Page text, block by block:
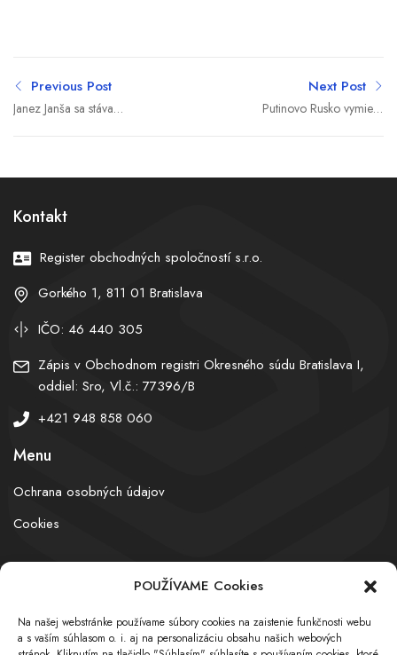
POUŽÍVAME Cookies
Na našej webstránke používame súbory cookies na zaistenie funkčnosti webu
a s vaším súhlasom o. i. aj na personalizáciu obsahu našich webových
Previous Post
Janez Janša sa stáva
Next Post
Putinovo Rusko vymiera
Kontakt
Register obchodných spoločností s.r.o.
Gorkého 1, 811 01 Bratislava
IČO: 46 440 305
Zápis v Obchodnom registri Okresného súdu Bratislava I,
oddiel: Sro, Vl.č.: 77396/B
+421 948 858 060
Menu
Ochrana osobných údajov
Cookies